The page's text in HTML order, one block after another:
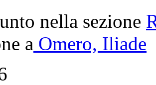
nella sezione
a Omero, Iliade